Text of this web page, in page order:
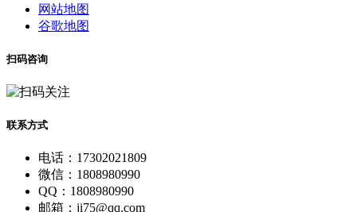
网站地图
谷歌地图
扫码咨询
联系方式
电话：17302021809
微信：1808980990
QQ：1808980990
邮箱：ji75@qq.com